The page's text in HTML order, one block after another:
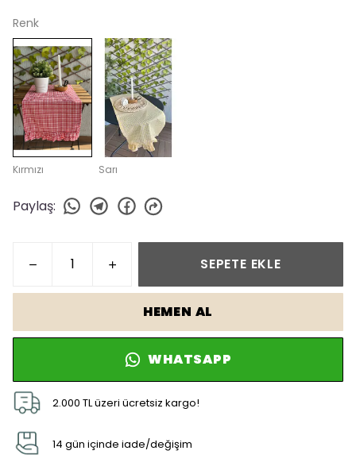
Renk
Kırmızı Sarı
Paylaş:
SEPETE EKLE
HEMEN AL
WHATSAPP
2.000 TL üzeri ücretsiz kargo!
14 gün içinde iade/değişim